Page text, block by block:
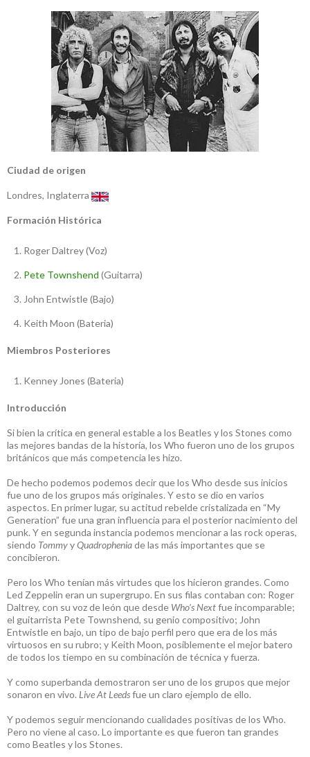
Ciudad de origen
Londres, Inglaterra
Formación Histórica
Roger Daltrey (Voz)
Pete Townshend (Guitarra)
John Entwistle (Bajo)
Keith Moon (Bateria)
Miembros Posteriores
Kenney Jones (Bateria)
Introducción
Si bien la crítica en general estable a los Beatles y los Stones como
las mejores bandas de la historía, los Who fueron uno de los grupos
británicos que más competencia les hizo.
De hecho podemos podemos decir que los Who desde sus inicios
fue uno de los grupos más originales. Y esto se dio en varios
aspectos. En primer lugar, su actitud rebelde cristalizada en “My
Generation” fue una gran influencia para el posterior nacimiento del
punk. Y en segunda instancia podemos mencionar a las rock operas,
siendo TommyyQuadropheniade las más importantes que se
concibieron.
Pero los Who tenían más virtudes que los hicieron grandes. Como
Led Zeppelin eran un supergrupo. En sus filas contaban con: Roger
Daltrey, con su voz de león que desde Who’s Nextfue incomparable;
el guitarrista Pete Townshend, su genio compositivo; John
Entwistle en bajo, un tipo de bajo perfil pero que era de los más
virtuosos en su rubro; y Keith Moon, posiblemente el mejor batero
de todos los tiempo en su combinación de técnica y fuerza.
Y como superbanda demostraron ser uno de los grupos que mejor
sonaron en vivo. Live At Leedsfue un claro ejemplo de ello.
Y podemos seguir mencionando cualidades positivas de los Who.
Pero no viene al caso. Lo importante es que fueron tan grandes
como Beatles y los Stones.